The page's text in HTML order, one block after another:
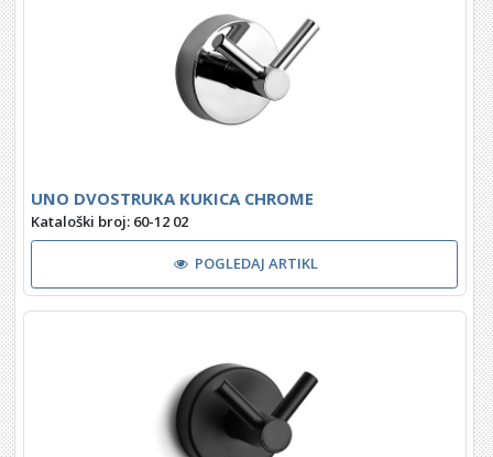
UNO DVOSTRUKA KUKICA CHROME
Kataloški broj: 60-12 02
POGLEDAJ ARTIKL